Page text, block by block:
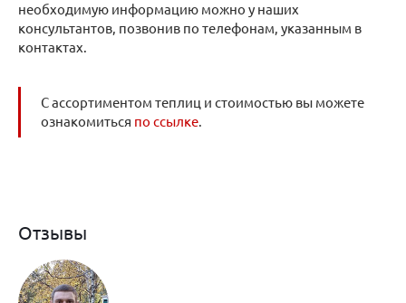
необходимую информацию можно у наших
консультантов, позвонив по телефонам, указанным в
контактах.
С ассортиментом теплиц и стоимостью вы можете
ознакомиться по ссылке.
Отзывы